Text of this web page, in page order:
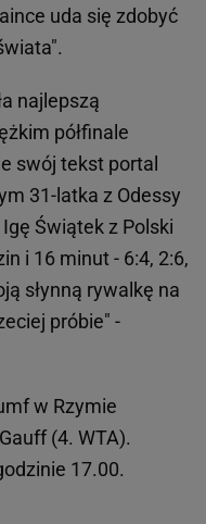
uda się zdobyć
najlepszą
półfinale
swój tekst portal
31-latka z Odessy
Świątek z Polski
i 16 minut - 6:4, 2:6,
słynną rywalkę na
próbie" -
w Rzymie
(4. WTA).
17.00.